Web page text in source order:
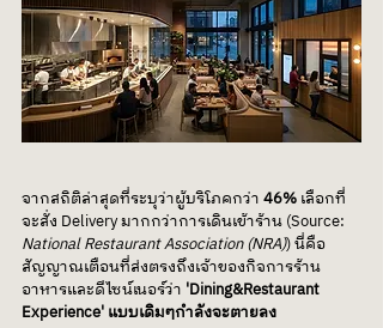
จากสถิติล่าสุดที่ระบุว่าผู้บริโภคกว่า 46% เลือกที่
จะสั่ง Delivery มากกว่าการเดินเข้าร้าน (Source:
National Restaurant Association (NRA)) นี่คือ
สัญญาณเตือนที่ส่งตรงถึงเจ้าของกิจการร้าน
อาหารและดีไซน์เนอร์ว่า 'Dining&Restaurant
Experience' แบบเดิมๆกำลังจะตายลง